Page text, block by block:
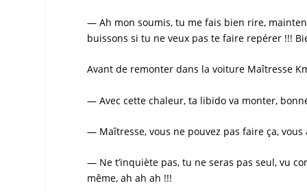
— Ah mon soumis, tu me fais bien rire,
buissons si tu ne veux pas te faire repérer !!!
Avant de remonter dans la voiture Maîtresse
— Avec cette chaleur, ta libido va monter,
— Maîtresse, vous ne pouvez pas faire ça, vous
— Ne t’inquiète pas, tu ne seras pas seul, vu
même, ah ah ah !!!